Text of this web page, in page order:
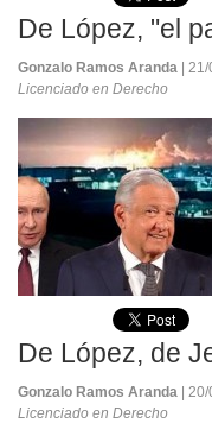
De López, "el
Gonzalo Ramos Aranda
|
Licenciado en Derecho
De López, de
Gonzalo Ramos Aranda
|
Licenciado en Derecho